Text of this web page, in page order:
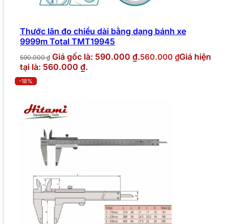
Thước lăn đo chiều dài bằng dạng bánh xe
9999m Total TMT19945
590.000₫ Giá gốc là: 590.000 ₫.560.000 ₫Giá hiện
tại là: 560.000 ₫.
-18%